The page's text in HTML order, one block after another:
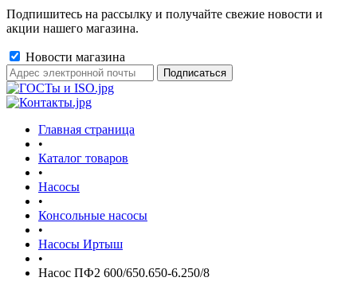
Подпишитесь на рассылку и получайте свежие новости и
акции нашего магазина.
Новости магазина
Главная страница
•
Каталог товаров
•
Насосы
•
Консольные насосы
•
Насосы Иртыш
•
Насос ПФ2 600/650.650-6.250/8